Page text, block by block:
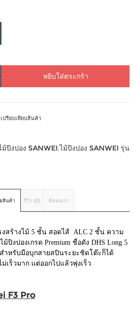
หยิบใส่ตระกร้า
เปรียบเทียบสินค้า
ม้ปิงปอง SANWEI,ไม้ปิงปอง SANWEI รุ่น
สินค้า รีวิว (0) ติดต่อเรา
รงสร้างไม้ 5 ชั้น สอดไส้ ALC 2 ชั้น ความ
ปิงปองเกรด Premium ชื่อดัง DHS Long 5
ำหรับมือบุกสายสปินระยะชิดโต๊ะก็ได้
เร็วมาก แต่ออกไปแล้วพุ่งเร็ว
F3 Pro